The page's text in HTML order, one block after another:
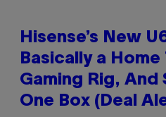
Hisense’s New
Basically a
Gaming Rig, And
One Box (Deal